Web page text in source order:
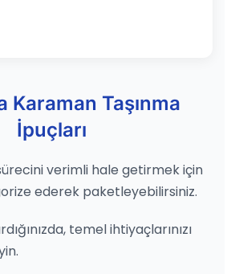
Karaman Taşınma
İpuçları
verimli hale getirmek için
ederek paketleyebilirsiniz.
temel ihtiyaçlarınızı